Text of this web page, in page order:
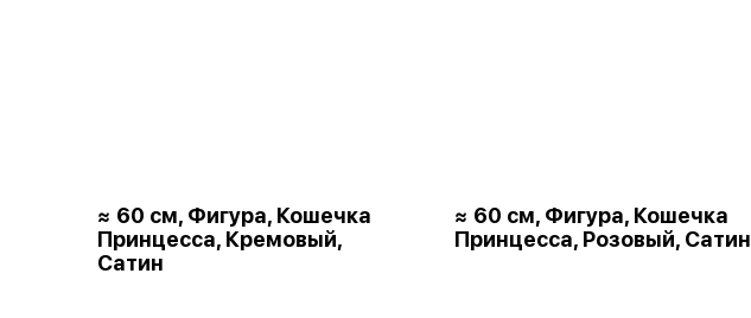
≈ 60 см, Фигура, Кошечка
Принцесса, Кремовый,
Сатин
≈ 60 см, Фигура, Кошечка
Принцесса, Розовый, Сатин